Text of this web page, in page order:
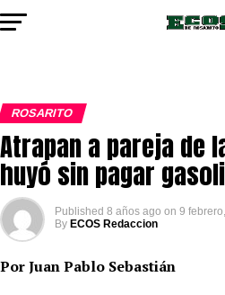
ROSARITO
Atrapan a pareja de
huyó sin pagar
Published 8 años ago on 9
By ECOS Redaccion
Por Juan Pablo Sebastián